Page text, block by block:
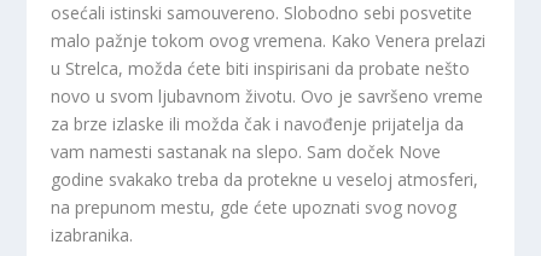
osećali istinski samouvereno. Slobodno sebi posvetite
malo pažnje tokom ovog vremena. Kako Venera prelazi
u Strelca, možda ćete biti inspirisani da probate nešto
novo u svom ljubavnom životu. Ovo je savršeno vreme
za brze izlaske ili možda čak i navođenje prijatelja da
vam namesti sastanak na slepo. Sam doček Nove
godine svakako treba da protekne u veseloj atmosferi,
na prepunom mestu, gde ćete upoznati svog novog
izabranika.